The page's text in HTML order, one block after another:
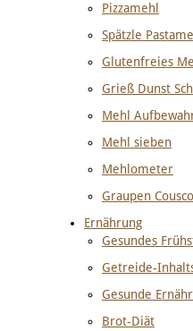
Pizzamehl
Spätzle
Glutenfreies
Grieß Dunst
Mehl
Mehl sieben
Mehlometer
Graupen
Ernährung
Gesundes
Getreide-
Gesunde
Brot-Diät